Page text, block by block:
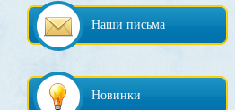
Наши письма
Новинки